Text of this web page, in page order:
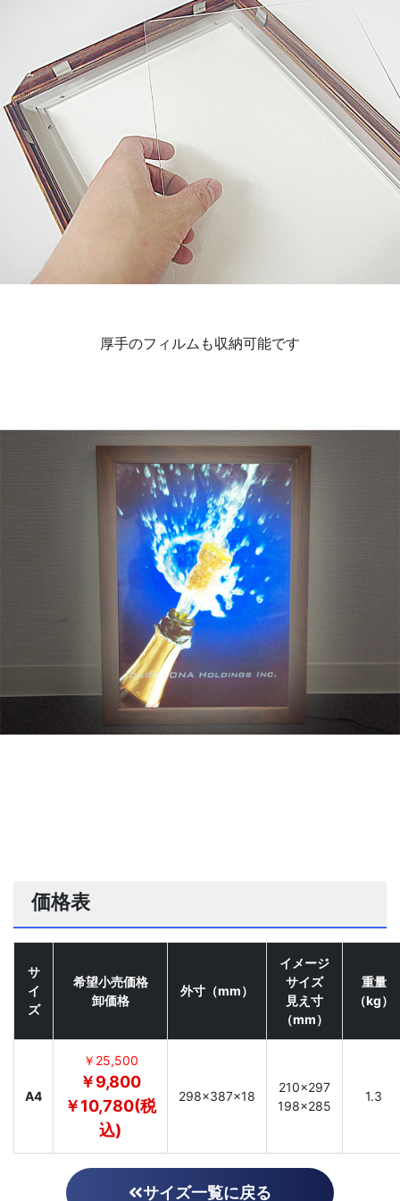
厚手のフィルムも収納可能です
価格表
サ
イ
ズ
希望小売価格
卸価格
外寸（mm）
イメージ
サイズ
見え寸
（mm）
重量
（kg）
A4
￥25,500
￥9,800
￥10,780(税
込)
298×387×18
210×297
198×285
1.3
サイズ一覧に戻る